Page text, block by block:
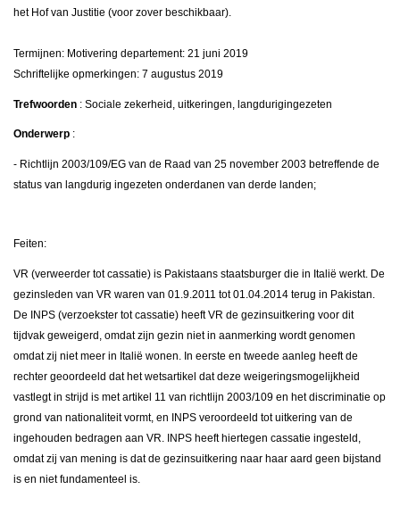
het Hof van Justitie (voor zover beschikbaar).
Termijnen: Motivering departement: 21 juni 2019
Schriftelijke opmerkingen: 7 augustus 2019
Trefwoorden : Sociale zekerheid, uitkeringen, langdurigingezeten
Onderwerp :
- Richtlijn 2003/109/EG van de Raad van 25 november 2003 betreffende de
status van langdurig ingezeten onderdanen van derde landen;
Feiten:
VR (verweerder tot cassatie) is Pakistaans staatsburger die in Italië werkt. De
gezinsleden van VR waren van 01.9.2011 tot 01.04.2014 terug in Pakistan.
De INPS (verzoekster tot cassatie) heeft VR de gezinsuitkering voor dit
tijdvak geweigerd, omdat zijn gezin niet in aanmerking wordt genomen
omdat zij niet meer in Italië wonen. In eerste en tweede aanleg heeft de
rechter geoordeeld dat het wetsartikel dat deze weigeringsmogelijkheid
vastlegt in strijd is met artikel 11 van richtlijn 2003/109 en het discriminatie op
grond van nationaliteit vormt, en INPS veroordeeld tot uitkering van de
ingehouden bedragen aan VR. INPS heeft hiertegen cassatie ingesteld,
omdat zij van mening is dat de gezinsuitkering naar haar aard geen bijstand
is en niet fundamenteel is.